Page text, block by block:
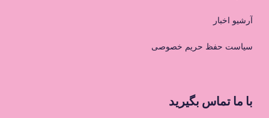
آرشیو اخبار
سیاست حفظ حریم خصوصی
با ما تماس بگیرید